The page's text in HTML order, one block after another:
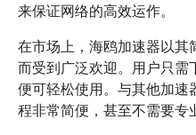
来保证网络的高效运作。
在市场上，海鸥加速器以
而受到广泛欢迎。用户只
便可轻松使用。与其他加速
程非常简便，甚至不需要专